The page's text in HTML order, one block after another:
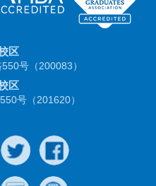
区
号（200083）
区
号（201620）